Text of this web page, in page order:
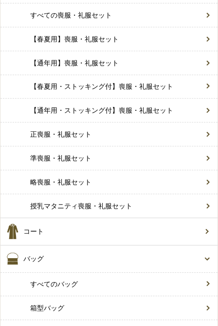
すべての喪服・礼服セット
【春夏用】喪服・礼服セット
【通年用】喪服・礼服セット
【春夏用・ストッキング付】喪服・礼服セット
【通年用・ストッキング付】喪服・礼服セット
正喪服・礼服セット
準喪服・礼服セット
略喪服・礼服セット
授乳マタニティ喪服・礼服セット
コート
バッグ
すべてのバッグ
箱型バッグ